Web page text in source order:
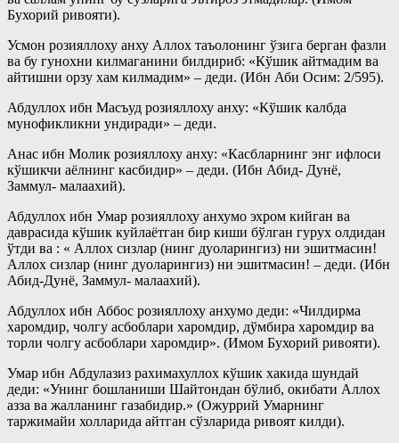
Бухорий ривояти).
Усмон розияллоху анху Аллох таъолонинг ўзига берган фазли
ва бу гунохни килмаганини билдириб: «Кўшик айтмадим ва
айтишни орзу хам килмадим» – деди. (Ибн Аби Осим: 2/595).
Абдуллох ибн Масъуд розияллоху анху: «Кўшик калбда
мунофикликни ундиради» – деди.
Анас ибн Молик розияллоху анху: «Касбларнинг энг ифлоси
кўшикчи аёлнинг касбидир» – деди. (Ибн Абид- Дунё,
Заммул- малаахий).
Абдуллох ибн Умар розияллоху анхумо эхром кийган ва
даврасида кўшик куйлаётган бир киши бўлган гурух олдидан
ўтди ва : « Аллох сизлар (нинг дуоларингиз) ни эшитмасин!
Аллох сизлар (нинг дуоларингиз) ни эшитмасин! – деди. (Ибн
Абид-Дунё, Заммул- малаахий).
Абдуллох ибн Аббос розияллоху анхумо деди: «Чилдирма
харомдир, чолгу асбоблари харомдир, дўмбира харомдир ва
торли чолгу асбоблари харомдир». (Имом Бухорий ривояти).
Умар ибн Абдулазиз рахимахуллох кўшик хакида шундай
деди: «Унинг бошланиши Шайтондан бўлиб, окибати Аллох
азза ва жалланинг газабидир.» (Ожуррий Умарнинг
таржимайи холларида айтган сўзларида ривоят килди).